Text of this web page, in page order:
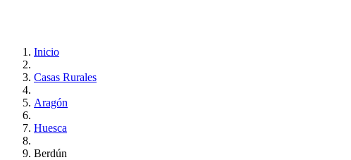
Inicio
Casas Rurales
Aragón
Huesca
Berdún